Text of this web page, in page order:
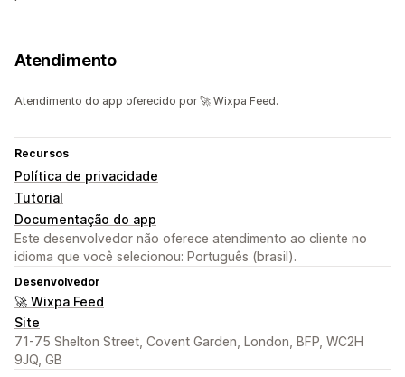
Atendimento
Atendimento do app oferecido por 🚀 Wixpa Feed.
Recursos
Política de privacidade
Tutorial
Documentação do app
Este desenvolvedor não oferece atendimento ao cliente no
idioma que você selecionou: Português (brasil).
Desenvolvedor
🚀 Wixpa Feed
Site
71-75 Shelton Street, Covent Garden, London, BFP, WC2H
9JQ, GB